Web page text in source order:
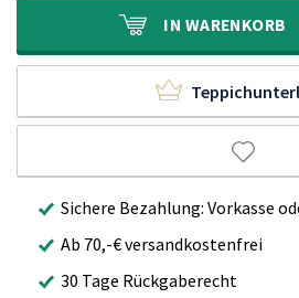
IN WARENKORB
Sichere Bezahlung: Vorkasse
Ab 70,-€ versandkostenfrei
30 Tage Rückgaberecht